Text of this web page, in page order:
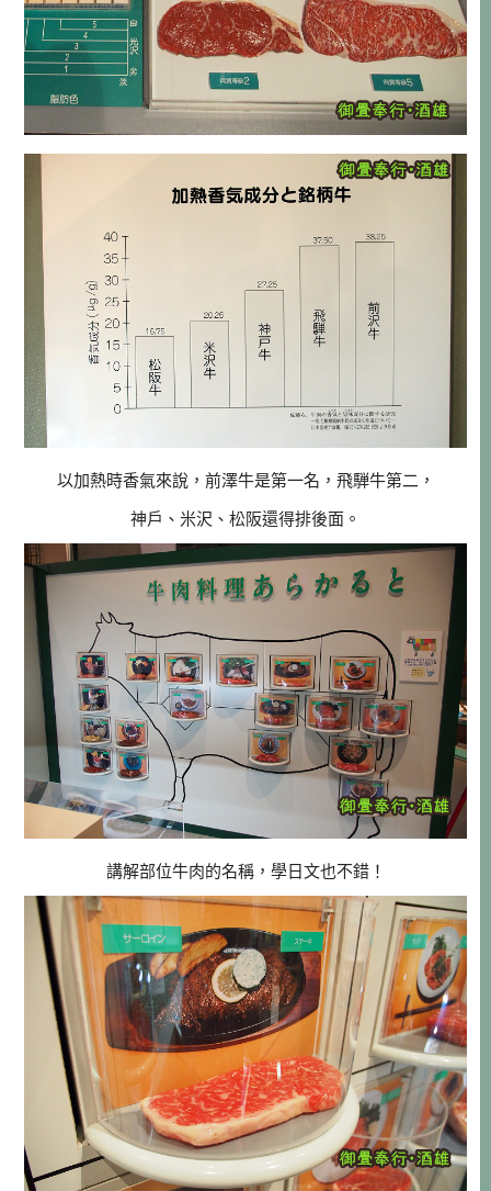
以加熱時香氣來說，前澤牛是第一名，飛騨牛第二，
神戶、米沢、松阪還得排後面。
講解部位牛肉的名稱，學日文也不錯！